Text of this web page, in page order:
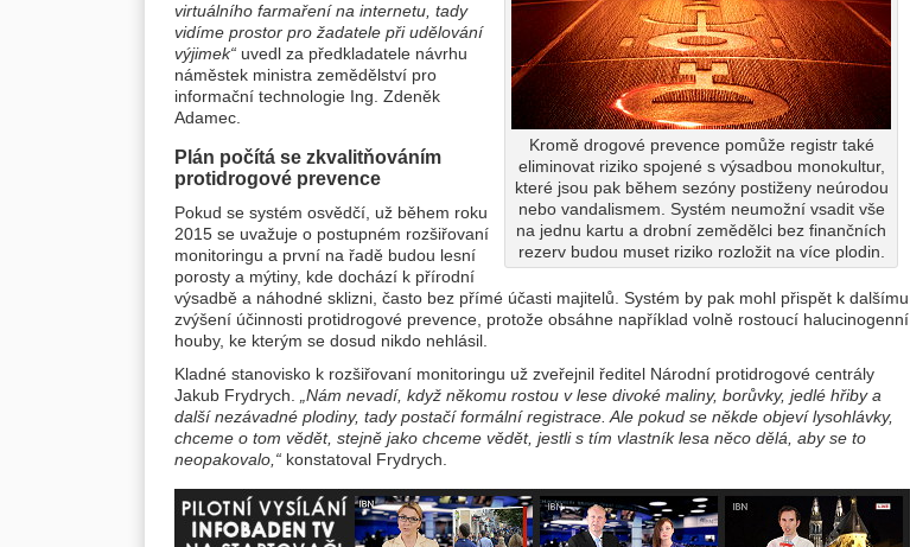
Kromě drogové prevence pomůže registr také
eliminovat riziko spojené s výsadbou monokultur,
které jsou pak během sezóny postiženy neúrodou
nebo vandalismem. Systém neumožní vsadit vše
na jednu kartu a drobní zemědělci bez finančních
rezerv budou muset riziko rozložit na více plodin.
virtuálního farmaření na internetu, tady
vidíme prostor pro žadatele při udělování
výjimek“ uvedl za předkladatele návrhu
náměstek ministra zemědělství pro
informační technologie Ing. Zdeněk
Adamec.
Plán počítá se zkvalitňováním
protidrogové prevence
Pokud se systém osvědčí, už během roku
2015 se uvažuje o postupném rozšiřovaní
monitoringu a první na řadě budou lesní
porosty a mýtiny, kde dochází k přírodní
výsadbě a náhodné sklizni, často bez přímé účasti majitelů. Systém by pak mohl přispět k dalšímu
zvýšení účinnosti protidrogové prevence, protože obsáhne například volně rostoucí halucinogenní
houby, ke kterým se dosud nikdo nehlásil.
Kladné stanovisko k rozšiřovaní monitoringu už zveřejnil ředitel Národní protidrogové centrály
Jakub Frydrych.
„Nám nevadí, když někomu rostou v lese divoké maliny, borůvky, jedlé hřiby a
další nezávadné plodiny, tady postačí formální registrace. Ale pokud se někde objeví lysohlávky,
chceme o tom vědět, stejně jako chceme vědět, jestli s tím vlastník lesa něco dělá, aby se to
neopakovalo,“ konstatoval Frydrych.